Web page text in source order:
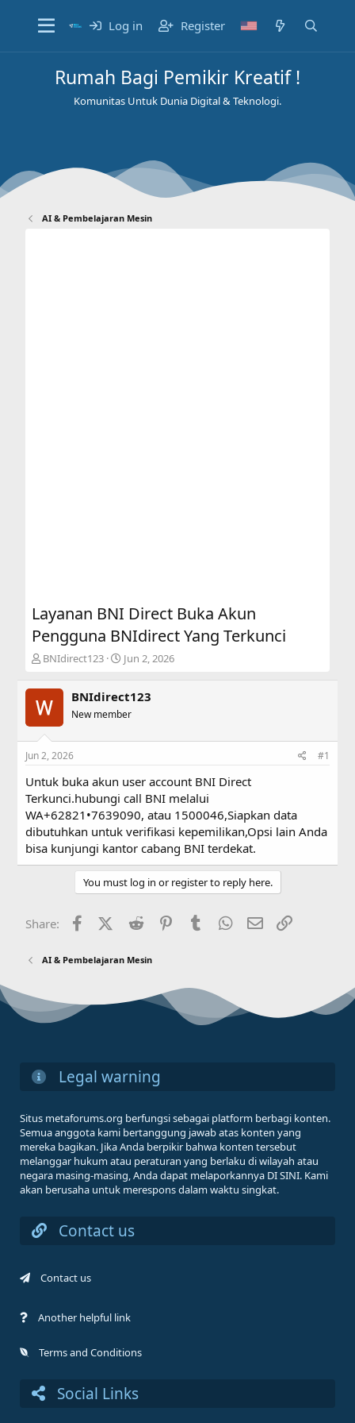
Log in Register
Rumah Bagi Pemikir Kreatif !
Komunitas Untuk Dunia Digital & Teknologi.
AI & Pembelajaran Mesin
Layanan BNI Direct Buka Akun
Pengguna BNIdirect Yang Terkunci
T
r
e
a
d
t
r
t
e
r
BNIdirect123
S
r
t
a
Jun 2, 2026
BNIdirect123
New member
Jun 2, 2026 #1
Untuk buka akun user account BNI Direct
Terkunci.hubungi call BNI melalui
WA+62821•7639090, atau 1500046,Siapkan data
dibutuhkan untuk verifikasi kepemilikan,Opsi lain Anda
bisa kunjungi kantor cabang BNI terdekat.
You must log in or register to reply here.
Share: FacebookX (Twitter)
Reddit PinterestTumblr WhatsApp
Email
AI & Pembelajaran Mesin
Legal warning
Situs metaforums.org berfungsi sebagai platform berbagi konten.
Semua anggota kami bertanggung jawab atas konten yang
mereka bagikan. Jika Anda berpikir bahwa konten tersebut
melanggar hukum atau peraturan yang berlaku di wilayah atau
negara masing-masing, Anda dapat melaporkannya DI SINI. Kami
akan berusaha untuk merespons dalam waktu singkat.
Contact us
Contact us
Another helpful link
Terms and Conditions
Social Links